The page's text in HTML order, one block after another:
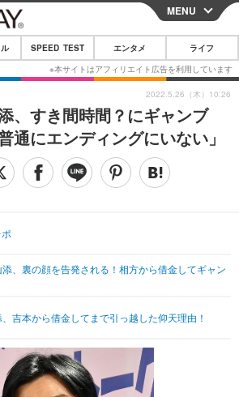
CLOSE
スマートフォン
ガジェット・ツール
その他
映画・ドラマ
その他
法
MENU
ル SPEED TEST エンタメ ライフ
、すき間時間？にギャンブ
通にエンディングにいない」
、裏の顔を告発される！相方から借金してギャン
吉本から借金してまで引っ越した仰天理由！
2022.5.26（木）10:26